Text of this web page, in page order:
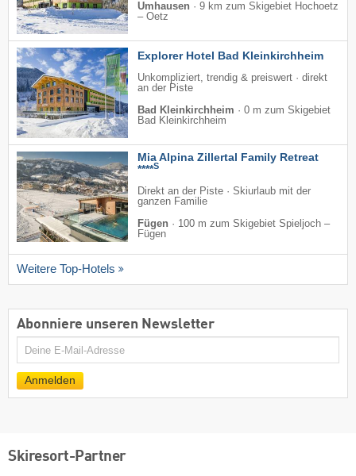
Umhausen · 9 km zum Skigebiet Hochoetz
– Oetz
Explorer Hotel Bad Kleinkirchheim
Unkompliziert, trendig & preiswert · direkt
an der Piste
Bad Kleinkirchheim · 0 m zum Skigebiet
Bad Kleinkirchheim
Mia Alpina Zillertal Family Retreat
****S
Direkt an der Piste · Skiurlaub mit der
ganzen Familie
Fügen · 100 m zum Skigebiet Spieljoch –
Fügen
Weitere Top-Hotels
Abonniere unseren Newsletter
E-
Anmelden
Skiresort-Partner